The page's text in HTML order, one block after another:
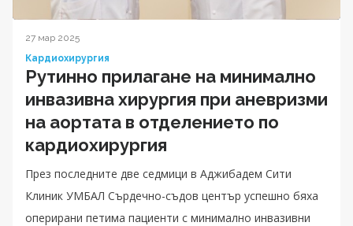
27 мар 2025
Кардиохирургия
Рутинно прилагане на минимално
инвазивна хирургия при аневризми
на аортата в отделението по
кардиохирургия
През последните две седмици в Аджибадем Сити
Клиник УМБАЛ Сърдечно-съдов център успешно бяха
оперирани петима пациенти с минимално инвазивни